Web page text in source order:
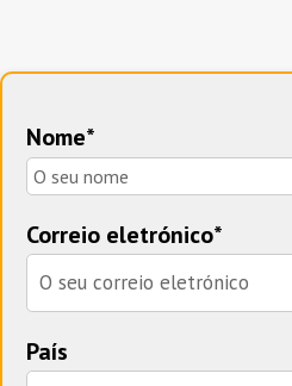
Nome*
Correio eletrónico*
País